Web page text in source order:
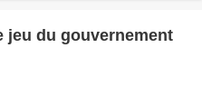
jeu du gouvernement